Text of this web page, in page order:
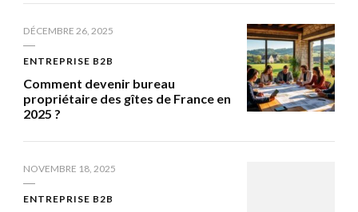
DÉCEMBRE 26, 2025
ENTREPRISE B2B
Comment devenir bureau
propriétaire des gîtes de France en
2025 ?
NOVEMBRE 18, 2025
ENTREPRISE B2B